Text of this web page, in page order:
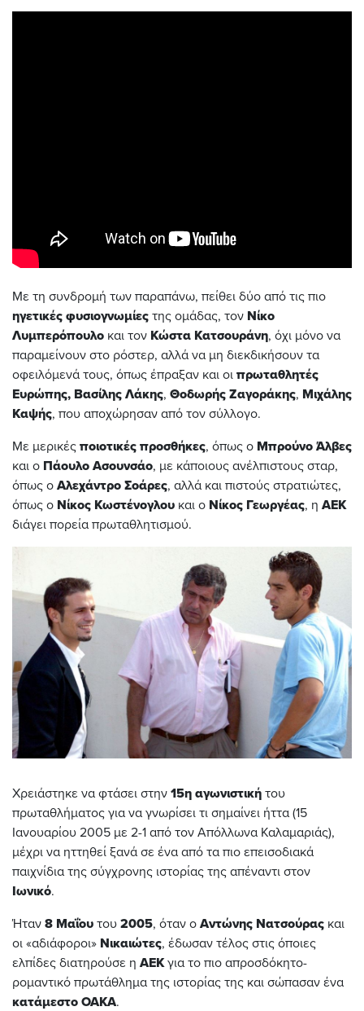
Με τη συνδρομή των παραπάνω, πείθει δύο από τις πιο
ηγετικές φυσιογνωμίες της ομάδας, τον Νίκο
Λυμπερόπουλο και τον Κώστα Κατσουράνη, όχι μόνο να
παραμείνουν στο ρόστερ, αλλά να μη διεκδικήσουν τα
οφειλόμενά τους, όπως έπραξαν και οι πρωταθλητές
Ευρώπης, Βασίλης Λάκης, Θοδωρής Ζαγοράκης, Μιχάλης
Καψής, που αποχώρησαν από τον σύλλογο.
Με μερικές ποιοτικές προσθήκες, όπως ο Μπρούνο Άλβες
και ο Πάουλο Ασουνσάο, με κάποιους ανέλπιστους σταρ,
όπως ο Αλεχάντρο Σοάρες, αλλά και πιστούς στρατιώτες,
όπως ο Νίκος Κωστένογλου και ο Νίκος Γεωργέας, η ΑΕΚ
διάγει πορεία πρωταθλητισμού.
Χρειάστηκε να φτάσει στην 15η αγωνιστική του
πρωταθλήματος για να γνωρίσει τι σημαίνει ήττα (15
Ιανουαρίου 2005 με 2-1 από τον Απόλλωνα Καλαμαριάς),
μέχρι να ηττηθεί ξανά σε ένα από τα πιο επεισοδιακά
παιχνίδια της σύγχρονης ιστορίας της απέναντι στον
Ιωνικό.
Ήταν 8 Μαΐου του 2005, όταν ο Αντώνης Νατσούρας και
οι «αδιάφοροι» Νικαιώτες, έδωσαν τέλος στις όποιες
ελπίδες διατηρούσε η ΑΕΚγια το πιο απροσδόκητο-
ρομαντικό πρωτάθλημα της ιστορίας της και σώπασαν ένα
κατάμεστο ΟΑΚΑ.